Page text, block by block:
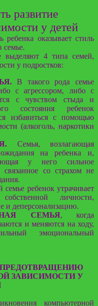
развитие
у детей
оказывает стиль
семье.
4 типа семей,
у подростков:
В такого рода семье
с агрессором, либо с
с чувством стыда и
состояния ребенок
избавиться с помощью
(алкоголь, наркотики
Семья, возлагающая
ожидания на ребенка и,
у него сильное
со страхом не
ребенок утрачивает
личности,
и деперсонализацию.
СЕМЬЯ, когда
и меняются на ходу,
эмоциональный
ЗАВИСИМОСТИ У
компьютерной